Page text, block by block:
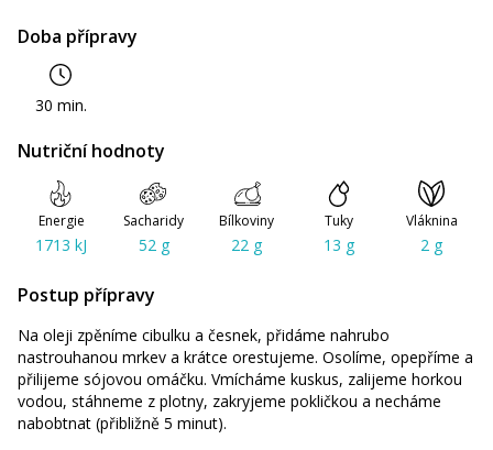
Doba přípravy
30 min.
Nutriční hodnoty
Energie
1713 kJ
Sacharidy
52 g
Bílkoviny
22 g
Tuky
13 g
Vláknina
2 g
Postup přípravy
Na oleji zpěníme cibulku a česnek, přidáme nahrubo
nastrouhanou mrkev a krátce orestujeme. Osolíme, opepříme a
přilijeme sójovou omáčku. Vmícháme kuskus, zalijeme horkou
vodou, stáhneme z plotny, zakryjeme pokličkou a necháme
nabobtnat (přibližně 5 minut).